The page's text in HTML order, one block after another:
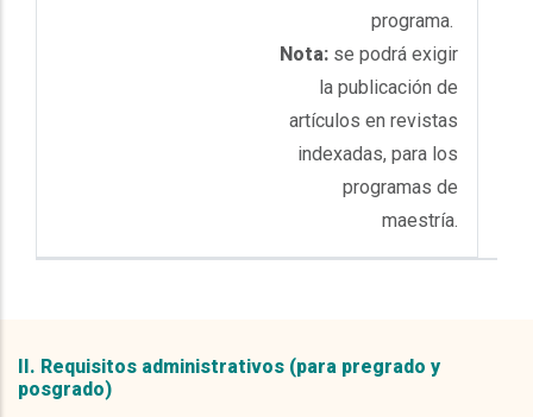
programa.
Nota: se podrá exigir
la publicación de
artículos en revistas
indexadas, para los
programas de
maestría.
II. Requisitos administrativos (para pregrado y
posgrado)